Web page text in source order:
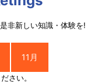
非新しい知識・体験を!
11月
さい。